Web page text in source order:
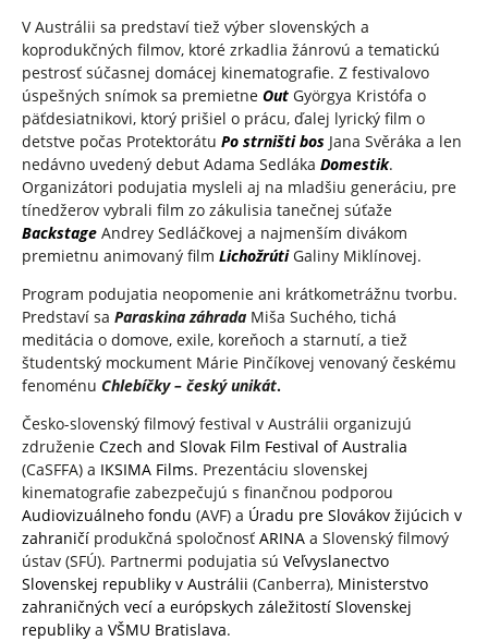
V Austrálii sa predstaví tiež výber slovenských a
koprodukčných filmov, ktoré zrkadlia žánrovú a tematickú
pestrosť súčasnej domácej kinematografie. Z festivalovo
úspešných snímok sa premietne Out Györgya Kristófa o
päťdesiatnikovi, ktorý prišiel o prácu, ďalej lyrický film o
detstve počas Protektorátu Po strništi bos Jana Svěráka a len
nedávno uvedený debut Adama Sedláka Domestik.
Organizátori podujatia mysleli aj na mladšiu generáciu, pre
tínedžerov vybrali film zo zákulisia tanečnej súťaže
Backstage Andrey Sedláčkovej a najmenším divákom
premietnu animovaný film Lichožrúti Galiny Miklínovej.
Program podujatia neopomenie ani krátkometrážnu tvorbu.
Predstaví sa Paraskina záhrada Miša Suchého, tichá
meditácia o domove, exile, koreňoch a starnutí, a tiež
študentský mockument Márie Pinčíkovej venovaný českému
fenoménu Chlebíčky – český unikát.
Česko-slovenský filmový festival v Austrálii organizujú
združenie Czech and Slovak Film Festival of Australia
(CaSFFA) a IKSIMA Films. Prezentáciu slovenskej
kinematografie zabezpečujú s finančnou podporou
Audiovizuálneho fondu (AVF) a Úradu pre Slovákov žijúcich v
zahraničí produkčná spoločnosť ARINA a Slovenský filmový
ústav (SFÚ). Partnermi podujatia sú Veľvyslanectvo
Slovenskej republiky v Austrálii (Canberra), Ministerstvo
zahraničných vecí a európskych záležitostí Slovenskej
republiky a VŠMU Bratislava.